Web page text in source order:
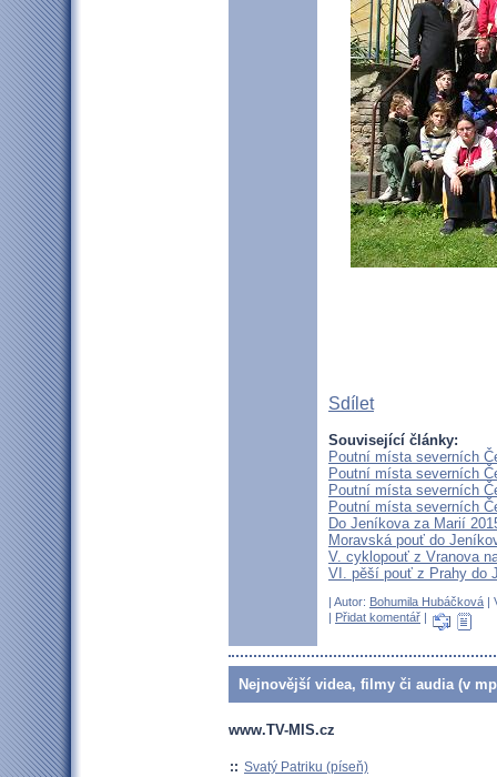
Sdílet
Související články:
Poutní místa severních
Poutní místa severních
Poutní místa severních
Poutní místa severních
Do Jeníkova za Marií
Moravská pouť do
V. cyklopouť z Vranova
VI. pěší pouť z Prahy do
| Autor: Bohumila Hubáčková |
| Přidat komentář |
Nejnovější videa, filmy či audia (v
www.TV-MIS.cz
:: Svatý Patriku (píseň)